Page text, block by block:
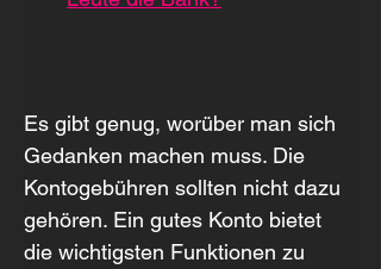
Es gibt genug, worüber man sich
Gedanken machen muss. Die
Kontogebühren sollten nicht dazu
gehören. Ein gutes Konto bietet
die wichtigsten Funktionen zu